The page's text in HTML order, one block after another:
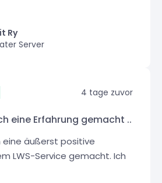
Ry
Server
4 tage zuvor
eine Erfahrung gemacht ..
eine äußerst positive
LWS-Service gemacht. Ich